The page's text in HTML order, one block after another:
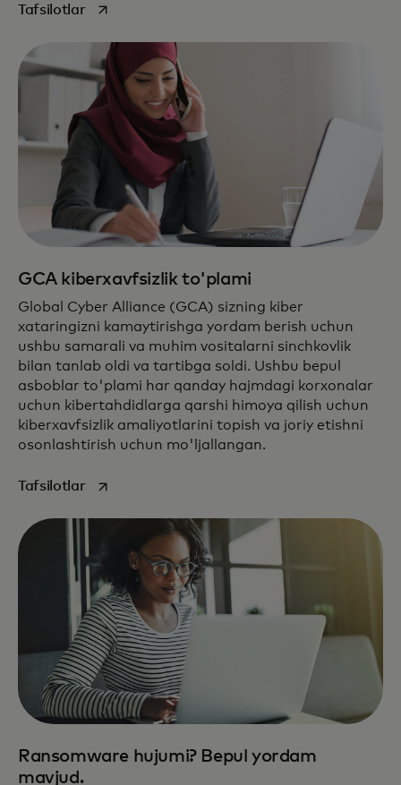
Tafsilotlaropens in a new tab
GCA kiberxavfsizlik to'plami
Global Cyber Alliance (GCA) sizning kiber
xataringizni kamaytirishga yordam berish uchun
ushbu samarali va muhim vositalarni sinchkovlik
bilan tanlab oldi va tartibga soldi. Ushbu bepul
asboblar to'plami har qanday hajmdagi korxonalar
uchun kibertahdidlarga qarshi himoya qilish uchun
kiberxavfsizlik amaliyotlarini topish va joriy etishni
osonlashtirish uchun mo'ljallangan.
Tafsilotlaropens in a new tab
Ransomware hujumi? Bepul yordam
mavjud.